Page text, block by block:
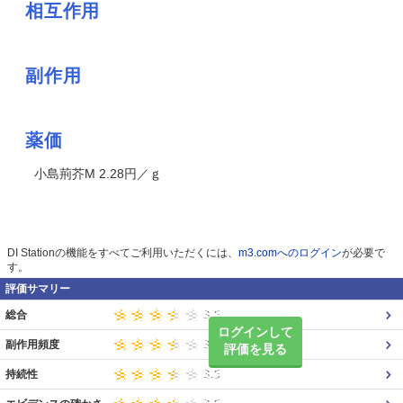
相互作用
副作用
薬価
小島荊芥M 2.28円／ｇ
DI Stationの機能をすべてご利用いただくには、 m3.comへのログインが必要で
す。
評価サマリー
ログインして
評価を見る
総合
副作用頻度
持続性